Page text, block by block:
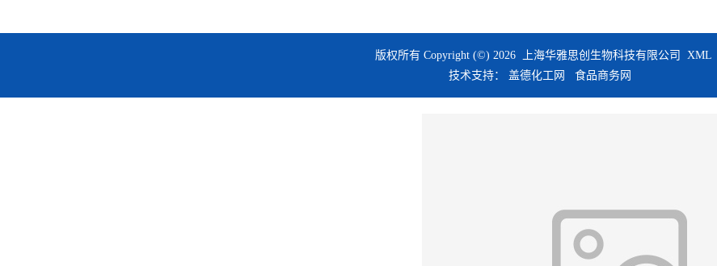
版权所有 Copyright (©) 2026 上海华雅思创生物科技有限公司
XML
技术支持： 盖德化工网 食品商务网